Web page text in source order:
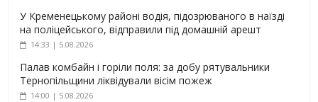
У Кременецькому районі водія, підозрюваного в наїзді
на поліцейського, відправили під домашній арешт
14:33 | 5.08.2026
Палав комбайн і горіли поля: за добу рятувальники
Тернопільщини ліквідували вісім пожеж
14:00 | 5.08.2026